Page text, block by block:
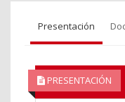
Presentación
PRESENTACIÓN